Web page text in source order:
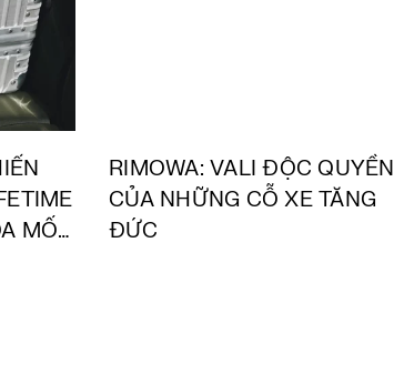
MỐI
RIMOWA: VALI ĐỘC QUYỀN
CỦA NHỮNG CỖ XE TĂNG
ĐỨC